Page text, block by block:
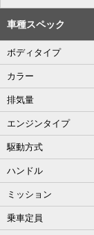
車種スペック
ボディタイプ
カラー
排気量
エンジンタイプ
駆動方式
ハンドル
ミッション
乗車定員